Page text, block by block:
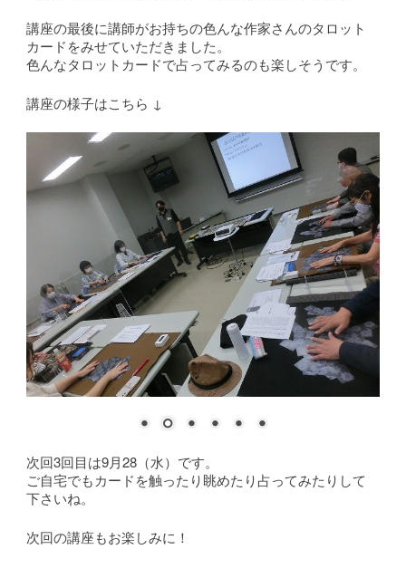
講座の最後に講師がお持ちの色んな作家さんのタロット
カードをみせていただきました。
色んなタロットカードで占ってみるのも楽しそうです。
講座の様子はこちら ↓
次回3回目は9月28（水）です。
ご自宅でもカードを触ったり眺めたり占ってみたりして
下さいね。
次回の講座もお楽しみに！